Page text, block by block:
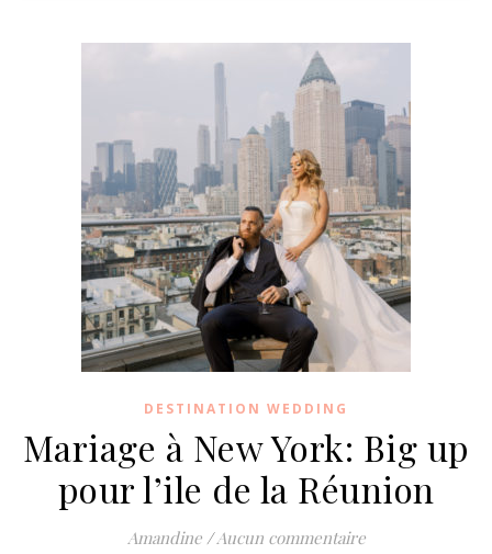
DESTINATION WEDDING
Mariage à New York: Big up
pour l’ile de la Réunion
Amandine /Aucun commentaire